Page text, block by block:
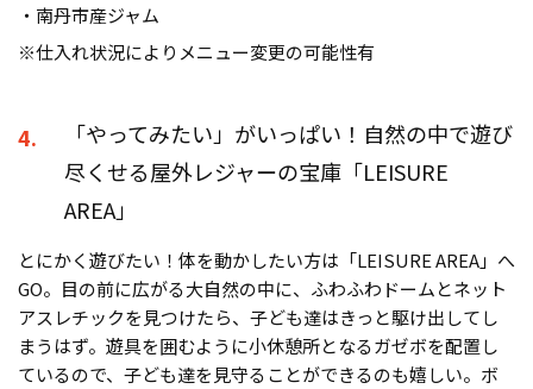
・南丹市産ジャム
※仕入れ状況によりメニュー変更の可能性有
4.
「やってみたい」がいっぱい！自然の中で遊び
尽くせる屋外レジャーの宝庫「LEISURE
AREA」
とにかく遊びたい！体を動かしたい方は「LEISURE AREA」へ
GO。目の前に広がる大自然の中に、ふわふわドームとネット
アスレチックを見つけたら、子ども達はきっと駆け出してし
まうはず。遊具を囲むように小休憩所となるガゼボを配置し
ているので、子ども達を見守ることができるのも嬉しい。ボ